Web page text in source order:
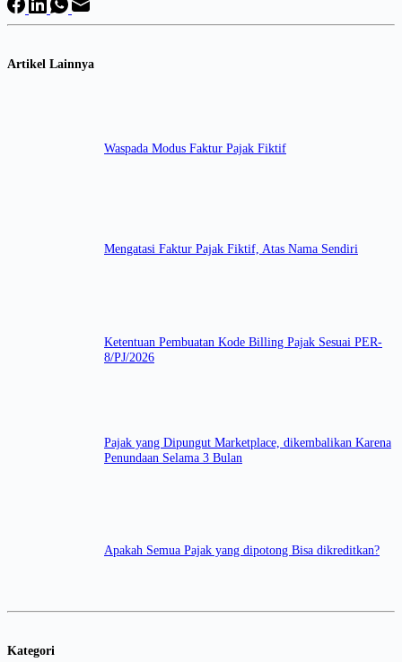
Artikel Lainnya
Waspada Modus Faktur Pajak Fiktif
Mengatasi Faktur Pajak Fiktif, Atas Nama Sendiri
Ketentuan Pembuatan Kode Billing Pajak Sesuai PER-
8/PJ/2026
Pajak yang Dipungut Marketplace, dikembalikan Karena
Penundaan Selama 3 Bulan
Apakah Semua Pajak yang dipotong Bisa dikreditkan?
Kategori